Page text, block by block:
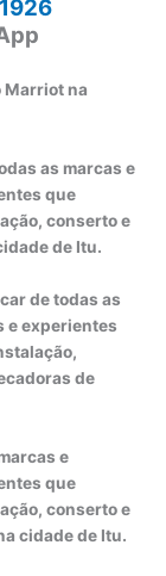
Marriot na
as marcas e
que
conserto e
de Itu.
de todas as
e experientes
de
e
que
conserto e
cidade de Itu.